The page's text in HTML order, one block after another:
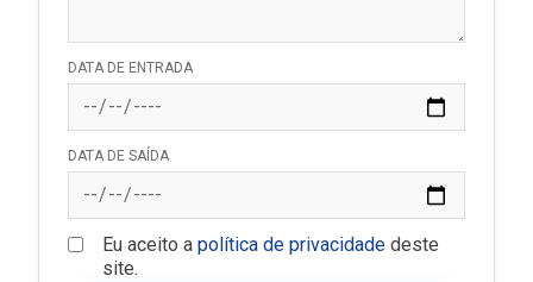
DATA DE ENTRADA
DATA DE SAÍDA
Eu aceito a política de privacidade deste
site.